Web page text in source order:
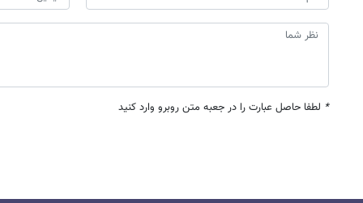
* لطفا حاصل عبارت را در جعبه متن روبرو وارد کنید